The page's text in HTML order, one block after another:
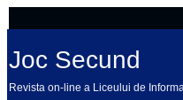
Joc Secund
Revista on-line a Liceului de